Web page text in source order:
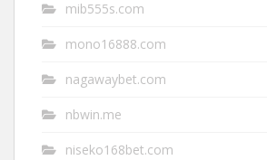
mib555s.com
mono16888.com
nagawaybet.com
nbwin.me
niseko168bet.com